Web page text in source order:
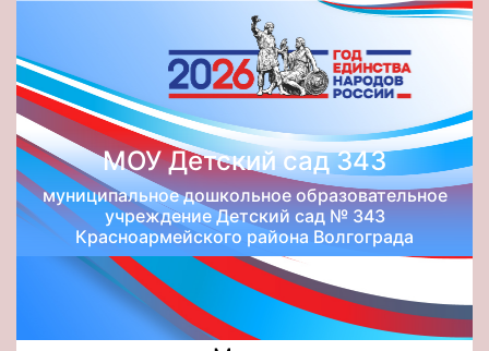
МОУ Детский сад 343
муниципальное дошкольное образовательное
учреждение Детский сад № 343
Красноармейского района Волгограда